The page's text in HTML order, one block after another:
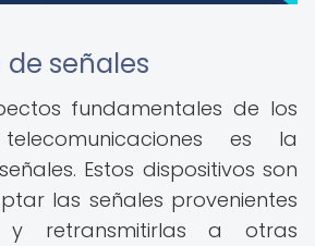
señales
fundamentales de los
es la
Estos dispositivos son
las señales provenientes
retransmitirlas a otras